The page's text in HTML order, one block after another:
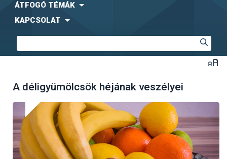
ÁTFOGÓ TÉMÁK
KAPCSOLAT
A déligyümölcsök héjának veszélyei